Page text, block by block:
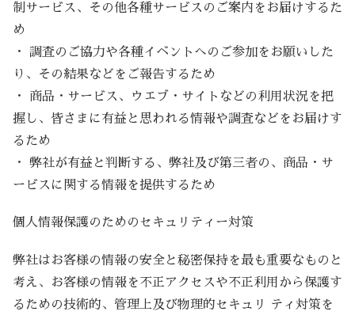
制サービス、その他各種サービスのご案内をお届けするた
め
・ 調査のご協力や各種イベントへのご参加をお願いした
り、その結果などをご報告するため
・ 商品・サービス、ウエブ・サイトなどの利用状況を把
握し、皆さまに有益と思われる情報や調査などをお届けす
るため
・ 弊社が有益と判断する、弊社及び第三者の、商品・サ
ービスに関する情報を提供するため
個人情報保護のためのセキュリティー対策
弊社はお客様の情報の安全と秘密保持を最も重要なものと
考え、お客様の情報を不正アクセスや不正利用から保護す
るための技術的、管理上及び物理的セキュリ ティ対策を